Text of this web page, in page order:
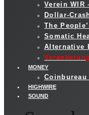
Verein WIR
Dollar-
The
Somatic
Alternative
MONEY
Coinbureau
HIGHWIRE
SOUND